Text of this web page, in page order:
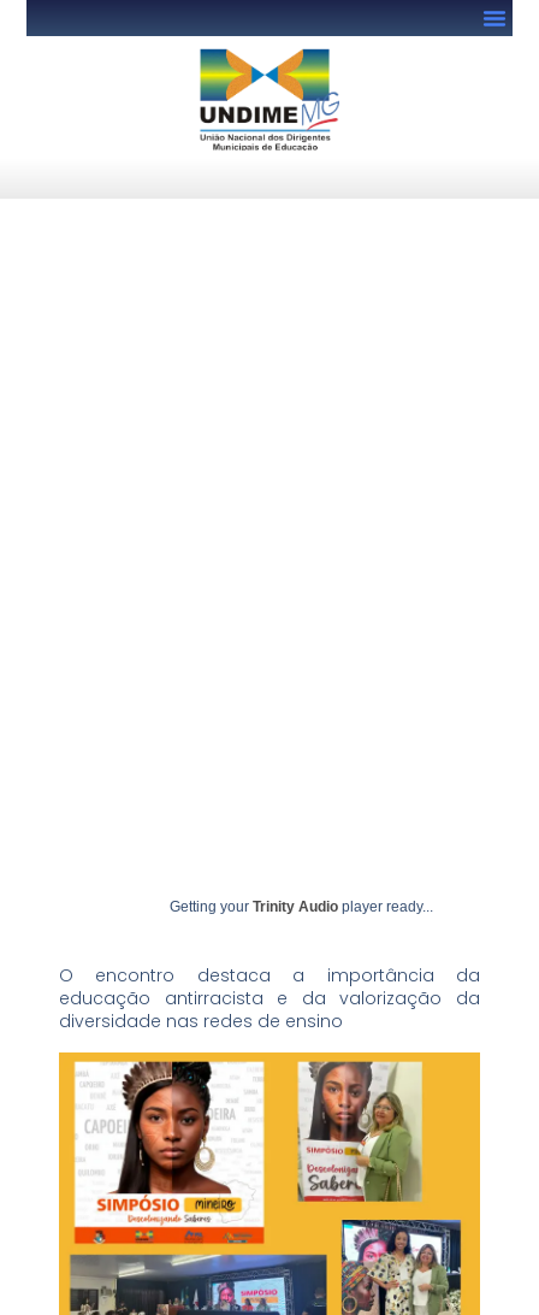
Getting your Trinity Audioplayer ready...
O encontro destaca a importância da
educação antirracista e da valorização da
diversidade nas redes de ensino